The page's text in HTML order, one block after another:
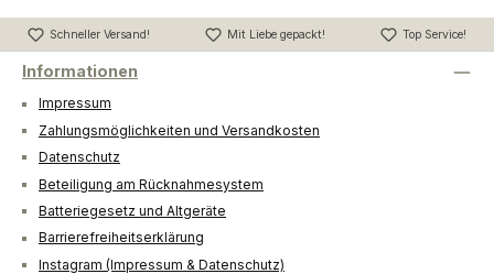
Schneller Versand! Mit Liebe gepackt! Top Service!
Informationen
Impressum
Zahlungsmöglichkeiten und Versandkosten
Datenschutz
Beteiligung am Rücknahmesystem
Batteriegesetz und Altgeräte
Barrierefreiheitserklärung
Instagram (Impressum & Datenschutz)